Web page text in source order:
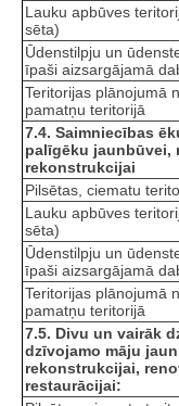
Lauku apbūves
sēta)
Ūdenstilpju un
īpaši aizsargājamā
Teritorijas plānojumā
pamatņu teritorijā
7.4. Saimniecības
palīgēku jaunbūvei,
rekonstrukcijai
Pilsētas, ciematu
Lauku apbūves
sēta)
Ūdenstilpju un
īpaši aizsargājamā
Teritorijas plānojumā
pamatņu teritorijā
7.5. Divu un vairāk
dzīvojamo māju
rekonstrukcijai,
restaurācijai: